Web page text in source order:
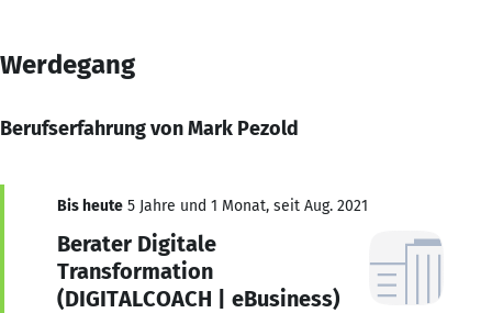
Werdegang
Berufserfahrung von Mark Pezold
Bis heute 5 Jahre und 1 Monat, seit Aug. 2021
Berater Digitale
Transformation
(DIGITALCOACH | eBusiness)